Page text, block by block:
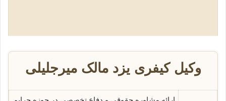
وکیل کیفری یزد مالک میرجلیلی